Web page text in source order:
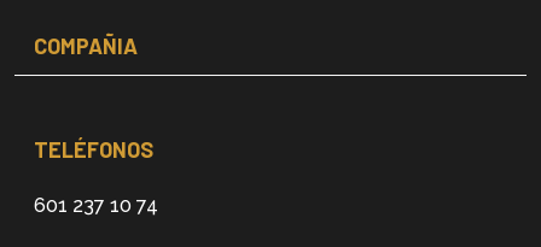
COMPAÑIA
TELÉFONOS
601 237 10 74